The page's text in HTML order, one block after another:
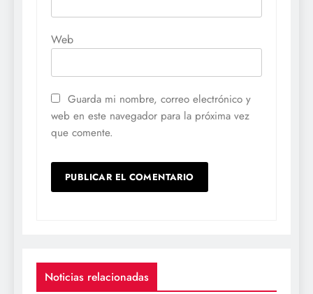
Web
Guarda mi nombre, correo electrónico y
web en este navegador para la próxima vez
que comente.
Noticias relacionadas